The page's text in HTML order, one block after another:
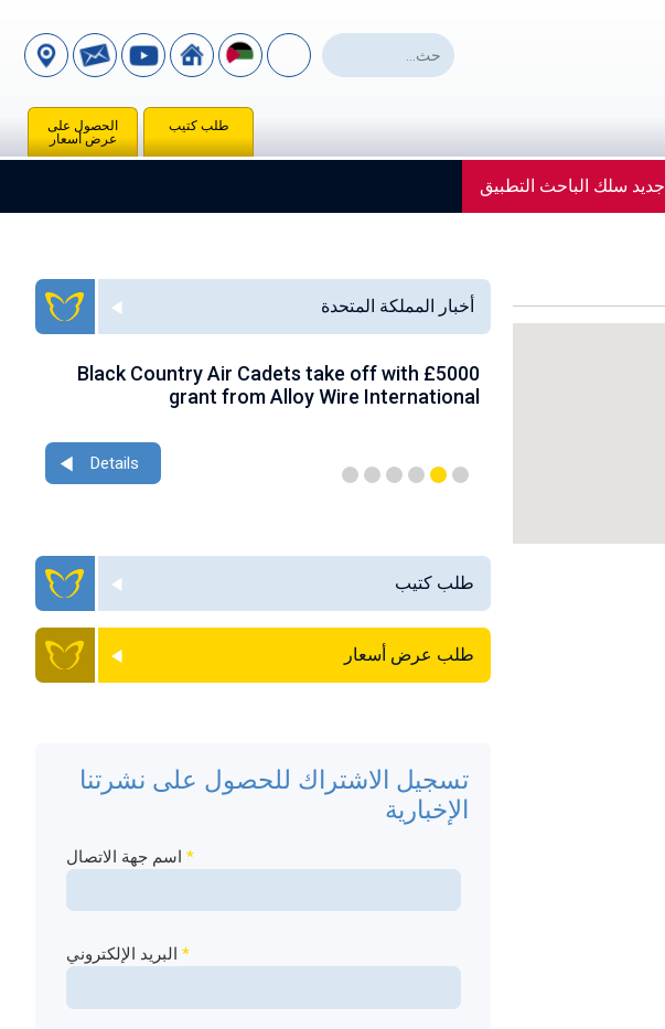
الحصول على
عرض أسعار
طلب كتيب
جديد سلك الباحث التطبيق
أخبار المملكة المتحدة
Black Country Air Cadets take off with £5000
grant from Alloy Wire International
Details
طلب كتيب
طلب عرض أسعار
تسجيل الاشتراك للحصول على نشرتنا
الإخبارية
*
*